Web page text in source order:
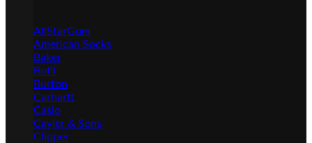
AllStarGum
American Socks
Baker
Bofil
Burton
Carhartt
Casio
Cayler & Sons
Clipper